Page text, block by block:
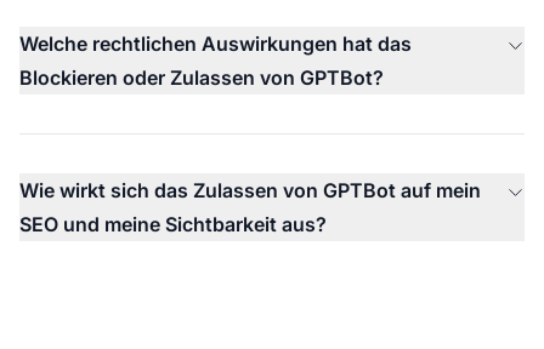
Welche rechtlichen Auswirkungen hat das
Blockieren oder Zulassen von GPTBot?
Wie wirkt sich das Zulassen von GPTBot auf mein
SEO und meine Sichtbarkeit aus?